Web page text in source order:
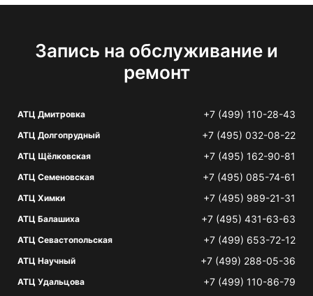
Запись на обслуживание и
ремонт
АТЦ Дмитровка +7 (499) 110-28-43
АТЦ Долгопрудный +7 (495) 032-08-22
АТЦ Щёлковская +7 (495) 162-90-81
АТЦ Семеновская +7 (495) 085-74-61
АТЦ Химки +7 (495) 989-21-31
АТЦ Балашиха +7 (495) 431-63-63
АТЦ Севастопольская +7 (499) 653-72-12
АТЦ Научный +7 (499) 288-05-36
АТЦ Удальцова +7 (499) 110-86-79